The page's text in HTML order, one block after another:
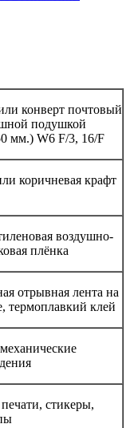
конверт почтовый
подушкой
мм.) W6 F/3, 16/F
коричневая крафт
воздушно-
плёнка
отрывная лента на
термоплавкий клей
стикеры,